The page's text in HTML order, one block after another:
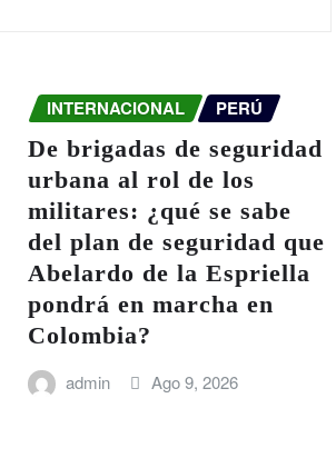
INTERNACIONAL PERÚ
De brigadas de seguridad
urbana al rol de los
militares: ¿qué se sabe
del plan de seguridad que
Abelardo de la Espriella
pondrá en marcha en
Colombia?
admin Ago 9, 2026